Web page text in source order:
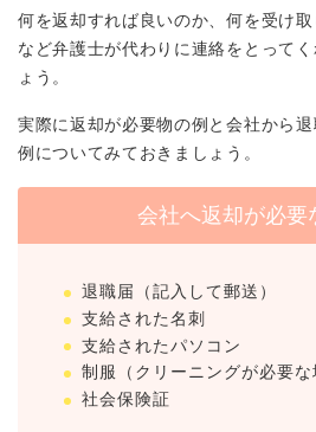
何を返却すれば良いのか、何を受け
など弁護士が代わりに連絡をとって
ょう。
実際に返却が必要物の例と会社から
例についてみておきましょう。
会社へ返却が必要
退職届（記入して郵送）
支給された名刺
支給されたパソコン
制服（クリーニングが必要な
社会保険証